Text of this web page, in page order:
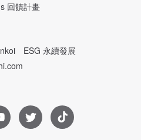
回饋計畫
ESG 永續發展